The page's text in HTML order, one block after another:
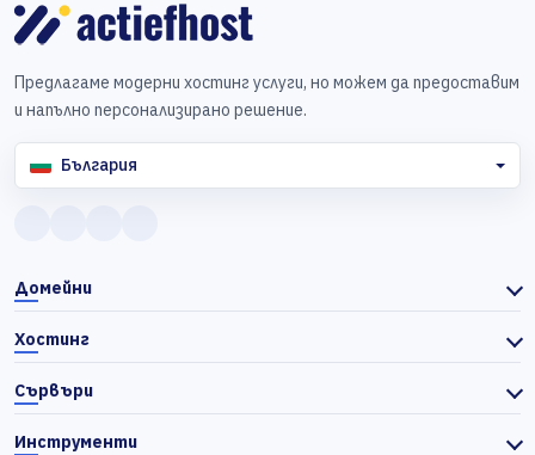
Предлагаме модерни хостинг услуги, но можем да предоставим
и напълно персонализирано решение.
България
Домейни
Хостинг
Сървъри
Инструменти